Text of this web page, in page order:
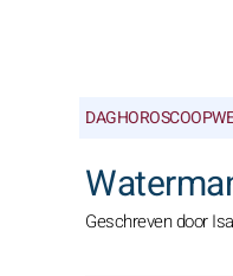
DAGHOROSCOOP
Geschreven door